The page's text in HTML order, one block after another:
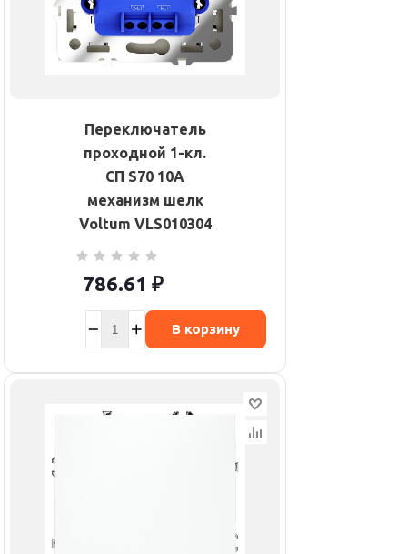
Переключатель
проходной 1-кл.
СП S70 10А
механизм шелк
Voltum VLS010304
786.61 ₽
В корзину